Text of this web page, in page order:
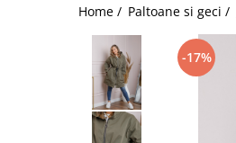
Home / Paltoane si geci /
-17%